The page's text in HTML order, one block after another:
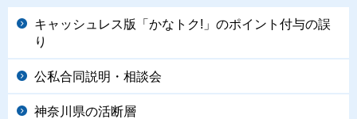
キャッシュレス版「かなトク!」のポイント付与の誤
り
公私合同説明・相談会
神奈川県の活断層